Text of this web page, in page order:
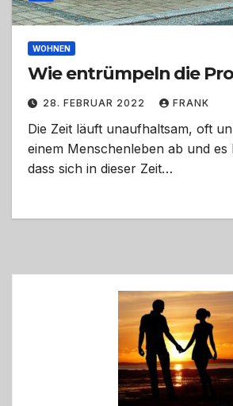
WOHNEN
Wie entrümpeln die
28. FEBRUAR 2022 FRANK
Die Zeit läuft unaufhaltsam, oft
einem Menschenleben ab und es
dass sich in dieser Zeit…